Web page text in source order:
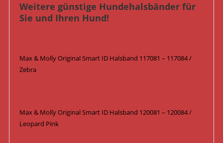
Weitere günstige Hundehalsbänder für
Sie und Ihren Hund!
Max & Molly Original Smart ID Halsband 117081 – 117084 /
Zebra
Max & Molly Original Smart ID Halsband 120081 – 120084 /
Leopard Pink